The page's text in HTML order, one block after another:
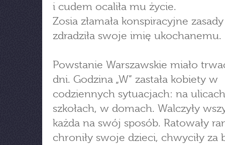
i cudem ocaliła mu życie.
Zosia złamała konspiracyjne
zdradziła swoje imię ukochanemu.
Powstanie Warszawskie miało
dni. Godzina „W” zastała kobiety w
codziennych sytuacjach: na
szkołach, w domach. Walczyły
każda na swój sposób. Ratowały
chroniły swoje dzieci, chwyciły za